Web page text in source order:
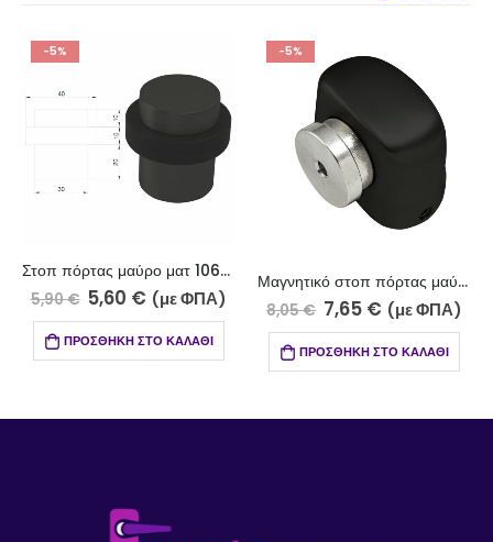
Στοπ πόρτας μαύρο ματ 106-7
€ (με ΦΠΑ)
ΣΤΟ ΚΑΛΆΘΙ
Μαγνητικό στοπ πόρτας μαύρο ματ 100-7
8,05€ 7,65 € (με ΦΠΑ)
ΠΡΟΣΘΉΚΗ ΣΤΟ ΚΑΛΆΘΙ
7,10€